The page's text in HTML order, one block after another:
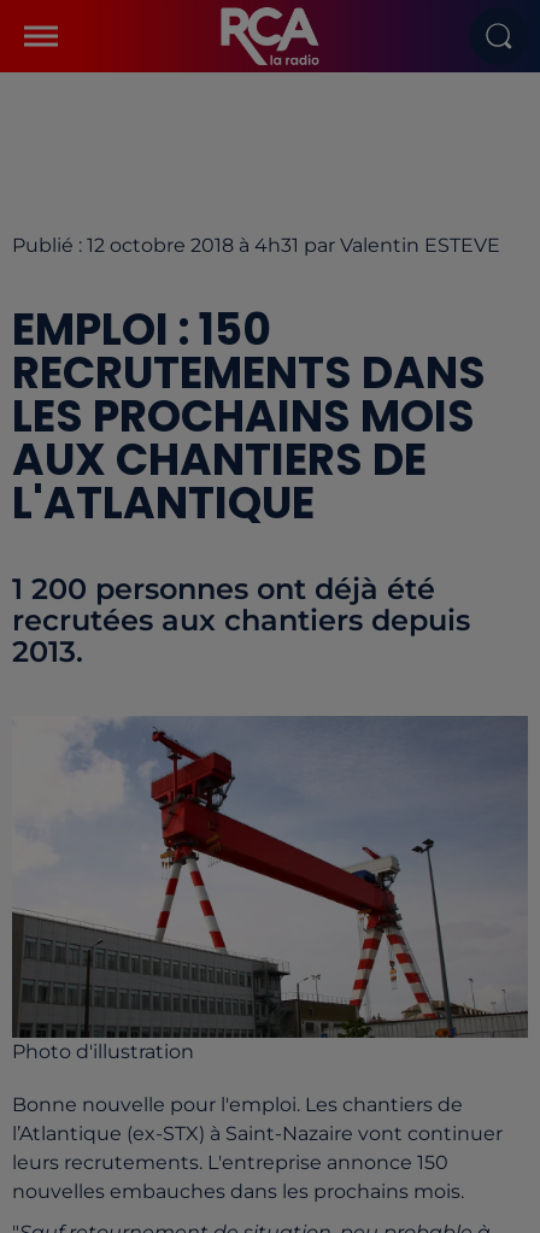
Publié : 12 octobre 2018 à 4h31 par Valentin ESTEVE
EMPLOI : 150
RECRUTEMENTS DANS
LES PROCHAINS MOIS
AUX CHANTIERS DE
L'ATLANTIQUE
1 200 personnes ont déjà été
recrutées aux chantiers depuis
2013.
Photo d'illustration
Bonne nouvelle pour l'emploi. Les chantiers de
l’Atlantique (ex-STX) à Saint-Nazaire vont continuer
leurs recrutements. L'entreprise annonce 150
nouvelles embauches dans les prochains mois.